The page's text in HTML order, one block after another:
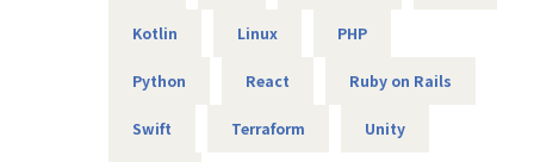
└配属先はチーム＋教育係体制で、すぐ相談できる環境を整
└入社直後は毎月、その後は隔月で面談。業務・人間関係・
回の面談を通じて方向性を確認しながら、段階的にマネジメ
ら活躍している社員も多数。女性管理職も在籍しており、年
齢や性別を問わずフェアに評価される環境です。
Kotlin Linux PHP
Python React Ruby on Rails
Swift Terraform Unity